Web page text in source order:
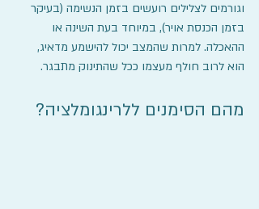
וגורמים לצלילים רועשים בזמן הנשימה (בעיקר
בזמן הכנסת אויר), במיוחד בעת השינה או
ההאכלה. למרות שהמצב יכול להישמע מדאיג,
הוא לרוב חולף מעצמו ככל שהתינוק מתבגר.
מהם הסימנים ללרינגומלציה?